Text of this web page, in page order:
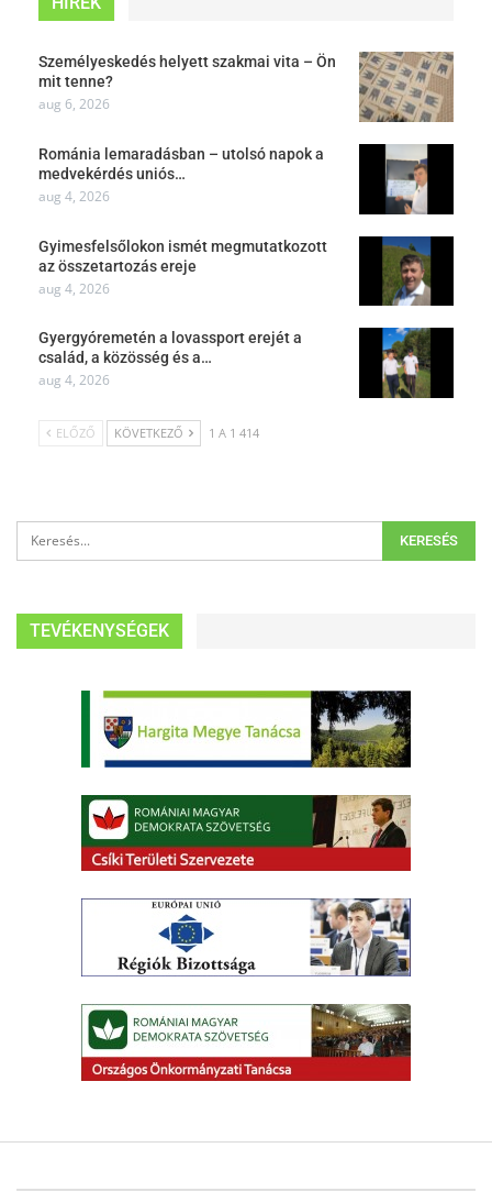
Személyeskedés helyett szakmai vita – Ön
mit tenne?
aug 6, 2026
Románia lemaradásban – utolsó napok a
medvekérdés uniós…
aug 4, 2026
Gyimesfelsőlokon ismét megmutatkozott
az összetartozás ereje
aug 4, 2026
Gyergyóremetén a lovassport erejét a
család, a közösség és a…
aug 4, 2026
ELŐZŐ KÖVETKEZŐ 1 A 1 414
TEVÉKENYSÉGEK